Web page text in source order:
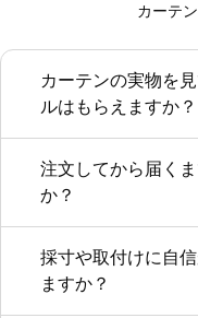
また、
さって
確認する
ら、あ
カーテ
カーテンの実物を
ルはもらえますか？
注文してから届く
か？
採寸や取付けに自
ますか？